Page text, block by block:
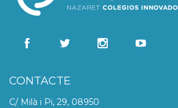
CONTACTE
C/ Milà i Pi, 29, 08950